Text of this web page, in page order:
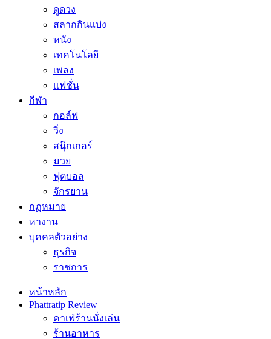
ดูดวง
สลากกินแบ่ง
หนัง
เทคโนโลยี
เพลง
แฟชั่น
กีฬา
กอล์ฟ
วิ่ง
สนุ๊กเกอร์
มวย
ฟุตบอล
จักรยาน
กฏหมาย
หางาน
บุคคลตัวอย่าง
ธุรกิจ
ราชการ
หน้าหลัก
Phattratip Review
คาเฟ่ร้านนั่งเล่น
ร้านอาหาร